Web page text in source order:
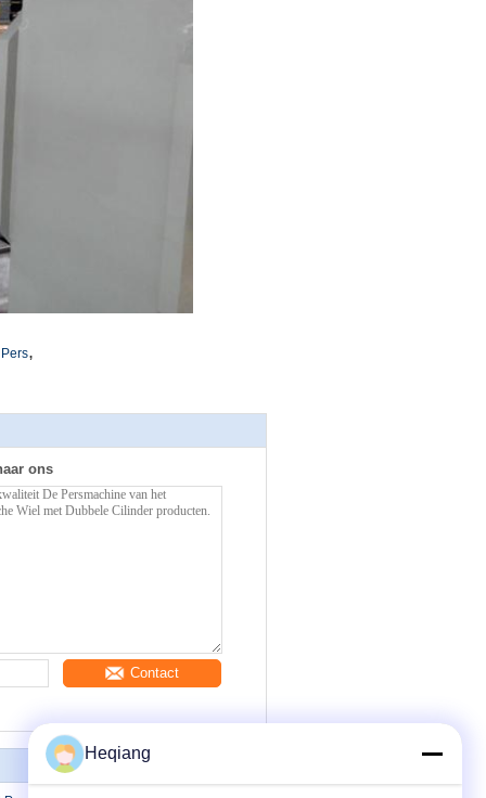
,
ons
Contact
Heqiang